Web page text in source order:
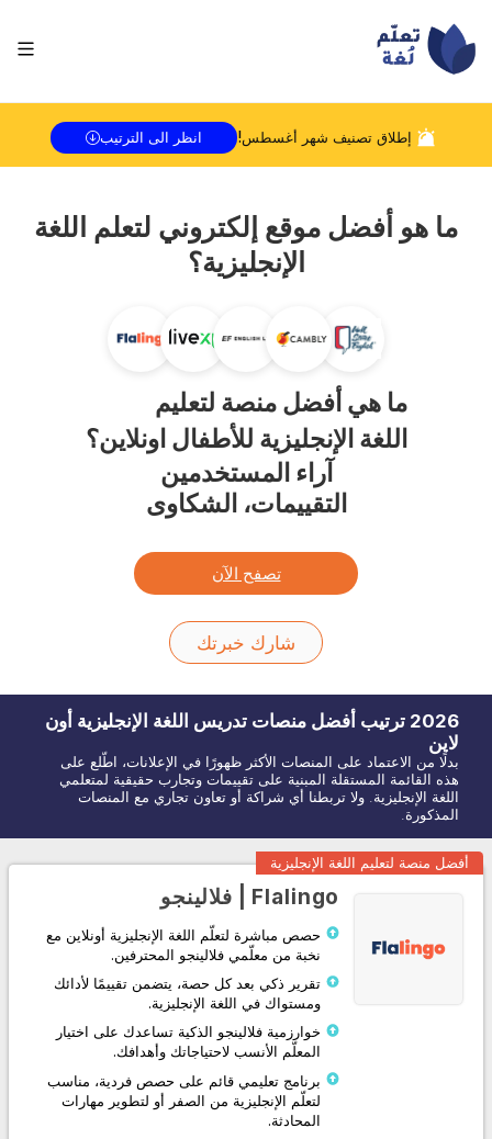
إطلاق تصنيف شهر أغسطس! انظر الى الترتيب
ما هي أفضل منصة لتعليم
اللغة الإنجليزية للأطفال اونلاين؟
آراء المستخدمين
التقييمات، الشكاوى
ما هو أفضل موقع إلكتروني لتعلم اللغة
الإنجليزية؟
تصفح الآن
شارك خبرتك
2026 ترتيب أفضل منصات تدريس اللغة الإنجليزية أون
لاين
بدلًا من الاعتماد على المنصات الأكثر ظهورًا في الإعلانات، اطّلع على
هذه القائمة المستقلة المبنية على تقييمات وتجارب حقيقية لمتعلمي
اللغة الإنجليزية. ولا تربطنا أي شراكة أو تعاون تجاري مع المنصات
المذكورة.
أفضل منصة لتعليم اللغة الإنجليزية
Flalingo | فلالينجو
حصص مباشرة لتعلّم اللغة الإنجليزية أونلاين مع
نخبة من معلّمي فلالينجو المحترفين.
تقرير ذكي بعد كل حصة، يتضمن تقييمًا لأدائك
ومستواك في اللغة الإنجليزية.
خوارزمية فلالينجو الذكية تساعدك على اختيار
المعلّم الأنسب لاحتياجاتك وأهدافك.
برنامج تعليمي قائم على حصص فردية، مناسب
لتعلّم الإنجليزية من الصفر أو لتطوير مهارات
المحادثة.